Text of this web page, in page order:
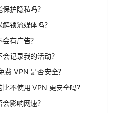
护隐私吗？
锁流媒体吗？
有广告？
记录我的活动？
费 VPN 是否安全？
不使用 VPN 更安全吗？
影响网速？